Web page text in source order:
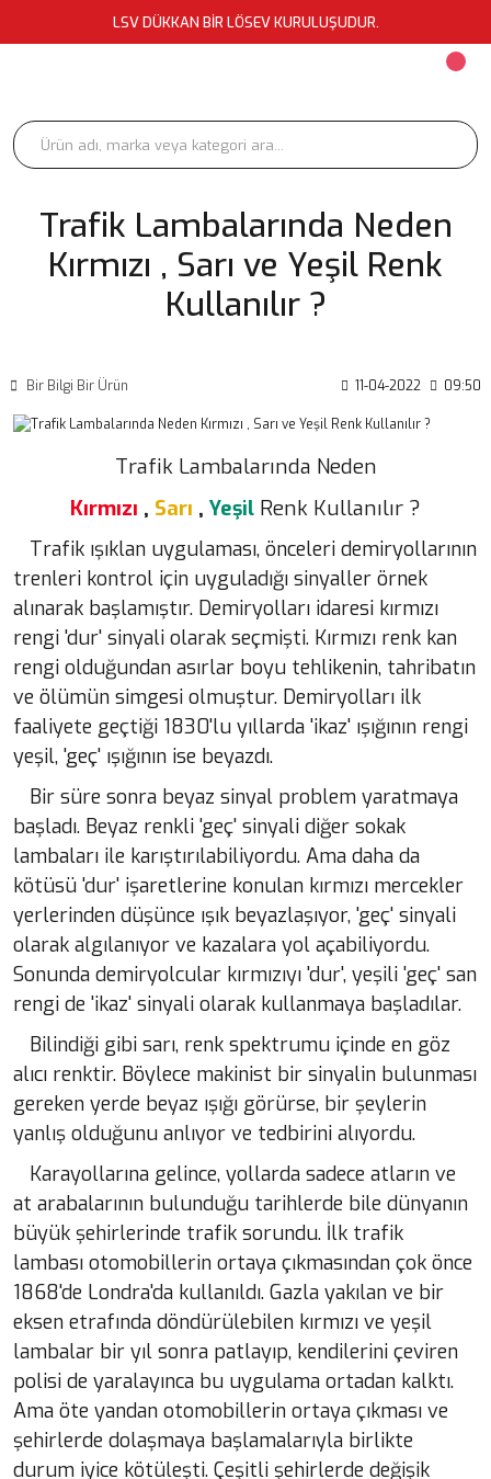
LSV DÜKKAN BİR LÖSEV KURULUŞUDUR.
Trafik Lambalarında Neden
Kırmızı , Sarı ve Yeşil Renk
Kullanılır ?
Bir Bilgi Bir Ürün 11-04-2022 09:50
Trafik Lambalarında Neden
Kırmızı , Sarı , Yeşil Renk Kullanılır ?
Trafik ışıklan uygulaması, önceleri demiryollarının
trenleri kontrol için uyguladığı sinyaller örnek
alınarak başlamıştır. Demiryolları idaresi kırmızı
rengi 'dur' sinyali olarak seçmişti. Kırmızı renk kan
rengi olduğundan asırlar boyu tehlikenin, tahribatın
ve ölümün simgesi olmuştur. Demiryolları ilk
faaliyete geçtiği 1830'lu yıllarda 'ikaz' ışığının rengi
yeşil, 'geç' ışığının ise beyazdı.
Bir süre sonra beyaz sinyal problem yaratmaya
başladı. Beyaz renkli 'geç' sinyali diğer sokak
lambaları ile karıştırılabiliyordu. Ama daha da
kötüsü 'dur' işaretlerine konulan kırmızı mercekler
yerlerinden düşünce ışık beyazlaşıyor, 'geç' sinyali
olarak algılanıyor ve kazalara yol açabiliyordu.
Sonunda demiryolcular kırmızıyı 'dur', yeşili 'geç' san
rengi de 'ikaz' sinyali olarak kullanmaya başladılar.
Bilindiği gibi sarı, renk spektrumu içinde en göz
alıcı renktir. Böylece makinist bir sinyalin bulunması
gereken yerde beyaz ışığı görürse, bir şeylerin
yanlış olduğunu anlıyor ve tedbirini alıyordu.
Karayollarına gelince, yollarda sadece atların ve
at arabalarının bulunduğu tarihlerde bile dünyanın
büyük şehirlerinde trafik sorundu. İlk trafik
lambası otomobillerin ortaya çıkmasından çok önce
1868'de Londra'da kullanıldı. Gazla yakılan ve bir
eksen etrafında döndürülebilen kırmızı ve yeşil
lambalar bir yıl sonra patlayıp, kendilerini çeviren
polisi de yaralayınca bu uygulama ortadan kalktı.
Ama öte yandan otomobillerin ortaya çıkması ve
şehirlerde dolaşmaya başlamalarıyla birlikte
durum iyice kötüleşti. Çeşitli şehirlerde değişik